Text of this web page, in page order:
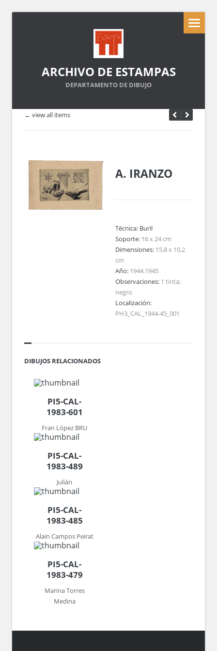
ARCHIVO DE ESTAMPAS
DEPARTAMENTO DE DIBUJO
← view all items
A. IRANZO
Técnica: Buril
Soporte: 16 x 24 cm
Dimensiones: 15,8 x 10,2
cm
Año: 1944.1945
Observaciones: 1 tinta;
negro
Localización:
PH3_CAL_1944-45_001
DIBUJOS RELACIONADOS
PI5-CAL-
1983-601
Fran López BRU
PI5-CAL-
1983-489
Julián
PI5-CAL-
1983-485
Alain Campos Peirat
PI5-CAL-
1983-479
Marina Torres
Medina